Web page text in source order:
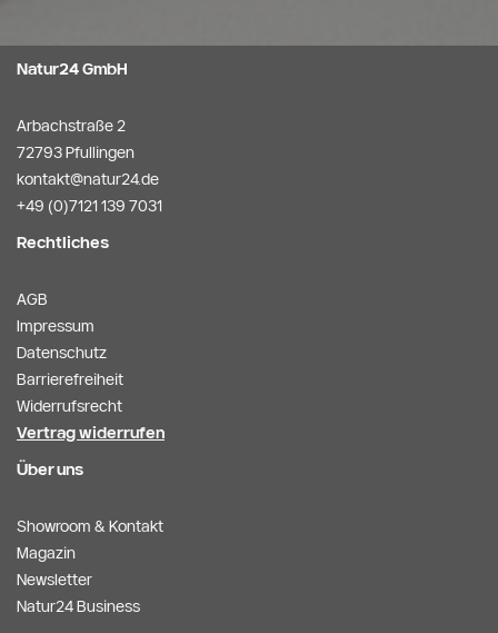
Natur24 GmbH
Arbachstraße 2
72793 Pfullingen
kontakt@natur24.de
+49 (0)7121 139 7031
Rechtliches
AGB
Impressum
Datenschutz
Barrierefreiheit
Widerrufsrecht
Vertrag widerrufen
Über uns
Showroom & Kontakt
Magazin
Newsletter
Natur24 Business